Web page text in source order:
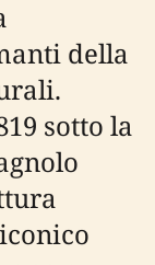
della
sotto la